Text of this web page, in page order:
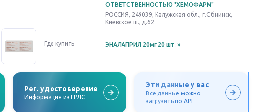
ОТВЕТСТВЕННОСТЬЮ "ХЕМОФАРМ"
РОССИЯ, 249039, Калужская обл., г.Обнинск,
Киевское ш., д.62
Где купить ЭНАЛАПРИЛ 20мг 20 шт. »
Рег. удостоверение
Информация из ГРЛС
Эти данные у вас
Все данные можно
загрузить по API